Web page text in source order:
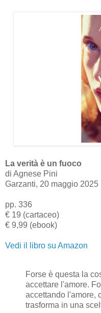
La verità è un fuoco
di Agnese Pini
Garzanti, 20 maggio 2025
pp. 336
€ 19 (cartaceo)
€ 9,99 (ebook)
Vedi il libro su Amazon
Forse è questa la
accettare l'amore.
accettando l'amore,
trasforma in una